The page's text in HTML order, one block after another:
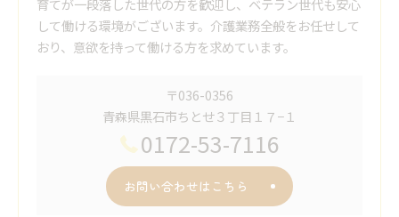
育てが一段落した世代の方を歓迎し、ベテラン世代も安心
して働ける環境がございます。介護業務全般をお任せして
おり、意欲を持って働ける方を求めています。
〒036-0356
青森県黒石市ちとせ３丁目１７−１
0172-53-7116
お問い合わせはこちら